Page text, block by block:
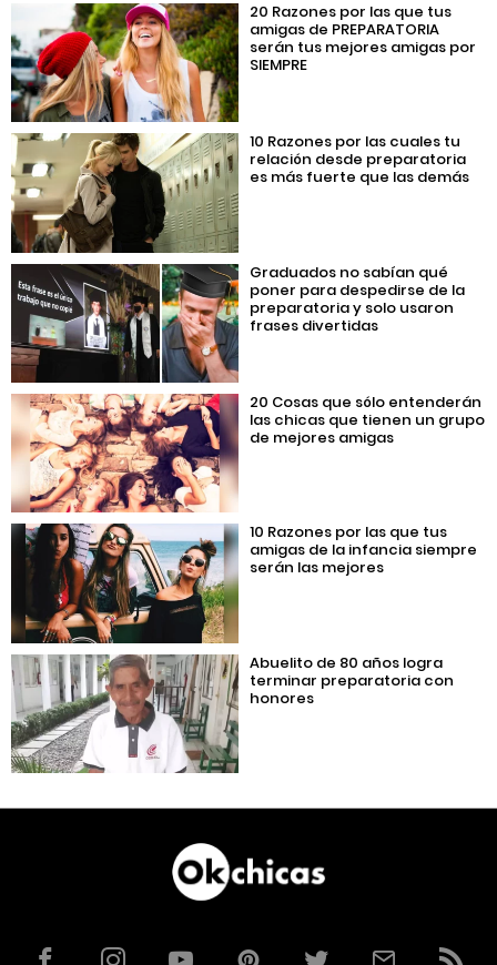
20 Razones por las que tus
amigas de PREPARATORIA
serán tus mejores amigas por
SIEMPRE
10 Razones por las cuales tu
relación desde preparatoria
es más fuerte que las demás
Graduados no sabían qué
poner para despedirse de la
preparatoria y solo usaron
frases divertidas
20 Cosas que sólo entenderán
las chicas que tienen un grupo
de mejores amigas
10 Razones por las que tus
amigas de la infancia siempre
serán las mejores
Abuelito de 80 años logra
terminar preparatoria con
honores